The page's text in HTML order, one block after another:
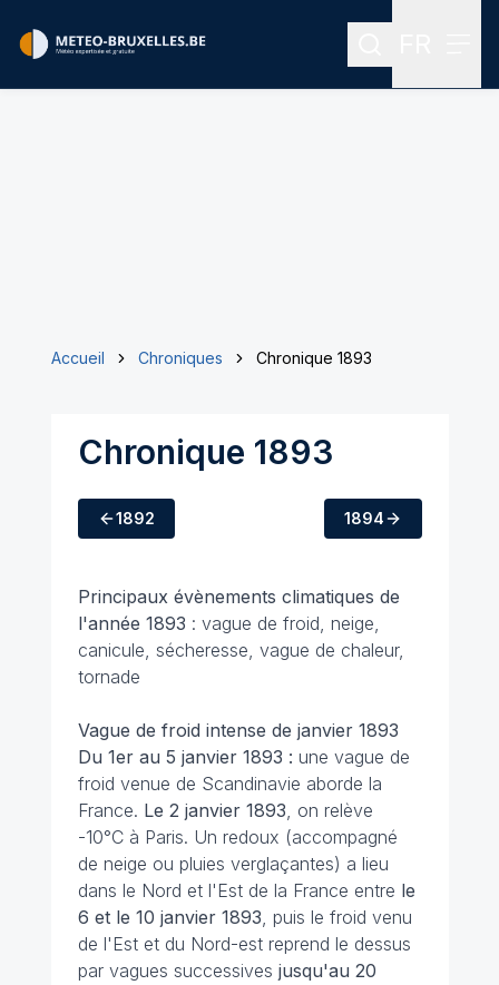
Rechercher
Accueil Chroniques Chronique 1893
Chronique 1893
1892 1894
Principaux évènements climatiques de
l'année 1893 : vague de froid, neige,
canicule, sécheresse, vague de chaleur,
tornade
Vague de froid intense de janvier 1893
Du 1er au 5 janvier 1893 : une vague de
froid venue de Scandinavie aborde la
France. Le 2 janvier 1893, on relève
-10°C à Paris. Un redoux (accompagné
de neige ou pluies verglaçantes) a lieu
dans le Nord et l'Est de la France entre le
6 et le 10 janvier 1893, puis le froid venu
de l'Est et du Nord-est reprend le dessus
par vagues successives jusqu'au 20